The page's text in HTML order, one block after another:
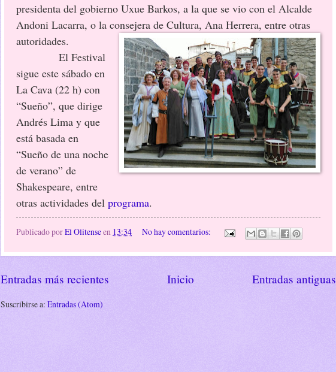
presidenta del gobierno Uxue Barkos, a la que se vio con el Alcalde
Andoni Lacarra, o la consejera de Cultura, Ana Herrera, entre otras
autoridades.
El Festival
sigue este sábado en
La Cava (22 h) con
“Sueño”, que dirige
Andrés Lima y que
está basada en
“Sueño de una noche
de verano” de
Shakespeare, entre
otras actividades del programa.
Publicado porEl Olitenseen 13:34 No hay comentarios:
Entradas más recientes Entradas antiguas
Inicio
Suscribirse a: Entradas (Atom)